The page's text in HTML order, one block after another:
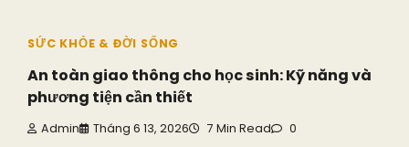
SỨC KHỎE & ĐỜI SỐNG
An toàn giao thông cho học sinh: Kỹ năng và
phương tiện cần thiết
Admin Tháng 6 13, 2026 7 Min Read 0